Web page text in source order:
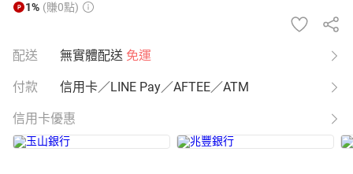
1% (賺0點)
配送 無實體配送 免運
付款 信用卡／LINE Pay／AFTEE／ATM
信用卡優惠